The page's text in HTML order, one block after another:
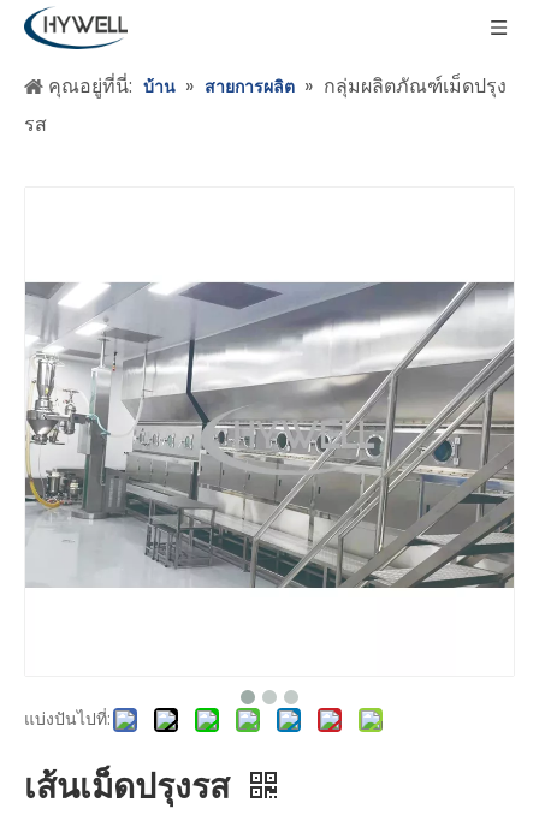
คุณอยู่ที่นี่: บ้าน » สายการผลิต » กลุ่มผลิตภัณฑ์เม็ดปรุง
รส
แบ่งปันไปที่:
เส้นเม็ดปรุงรส